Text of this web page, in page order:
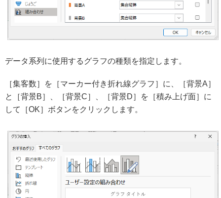
データ系列に使用するグラフの種類を指定します。
［集客数］を［マーカー付き折れ線グラフ］に、［背景A］
と［背景B］、［背景C］、［背景D］を［積み上げ面］に
して［OK］ボタンをクリックします。